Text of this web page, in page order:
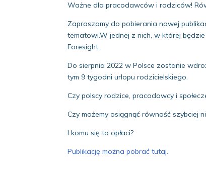
Ważne dla pracodawców i rodziców!
Zapraszamy do pobierania nowej
tematowi.W jednej z nich, w której
Foresight.
Do sierpnia 2022 w Polsce zostanie
tym 9 tygodni urlopu rodzicielskiego.
Czy polscy rodzice, pracodawcy i
Czy możemy osiągnąć równość szybciej
I komu się to opłaci?
Publikację można pobrać tutaj.